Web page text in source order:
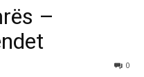
–
0